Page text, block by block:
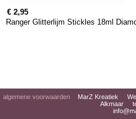
€ 2,95
Ranger Glitterlijm Stickles 18ml
algemene voorwaarden
MarZ Kreatiek
Alkmaar